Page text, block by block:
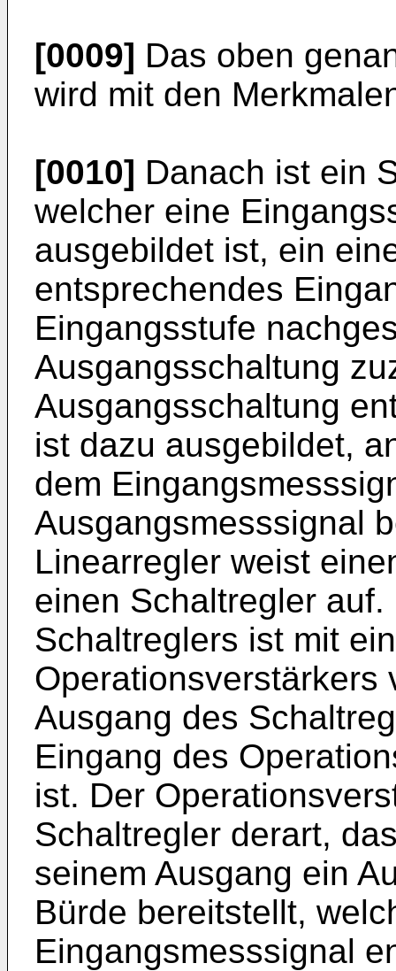
[0009] Das oben
wird mit den
[0010] Danach ist ein
welcher eine
ausgebildet ist, ein
entsprechendes
Eingangsstufe
Ausgangsschaltung
Ausgangsschaltung
ist dazu ausgebildet,
dem
Ausgangsmesssignal
Linearregler weist
einen Schaltregler
Schaltreglers ist mit
Operationsverstärkers
Ausgang des
Eingang des
ist. Der
Schaltregler derart,
seinem Ausgang ein
Bürde bereitstellt,
Eingangsmesssignal